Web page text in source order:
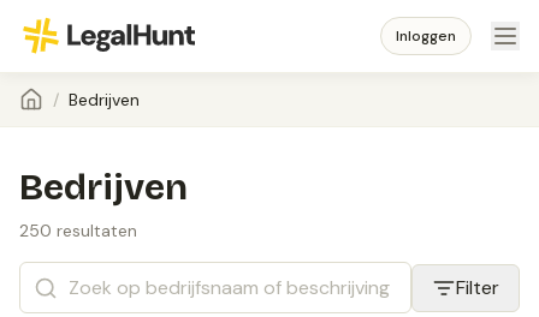
Inloggen
/ Bedrijven
Bedrijven
250 resultaten
Filter